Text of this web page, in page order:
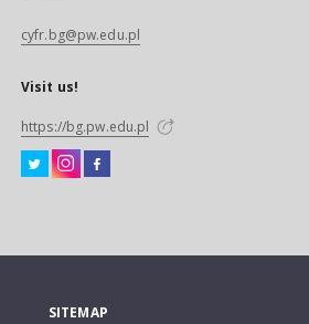
cyfr.bg@pw.edu.pl
Visit us!
https://bg.pw.edu.pl
SITEMAP